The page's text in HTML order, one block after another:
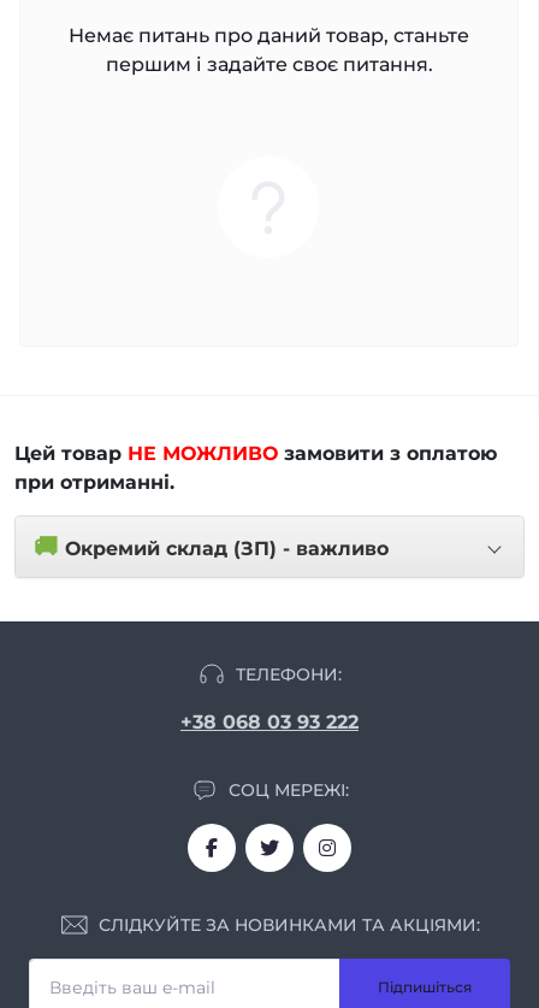
Немає питань про даний товар, станьте
першим і задайте своє питання.
Цей товар НЕ МОЖЛИВО замовити з оплатою
при отриманні.
🚚 Окремий склад (ЗП) - важливо
ТЕЛЕФОНИ:
+38 068 03 93 222
СОЦ МЕРЕЖІ:
СЛІДКУЙТЕ ЗА НОВИНКАМИ ТА АКЦІЯМИ:
Підпишіться